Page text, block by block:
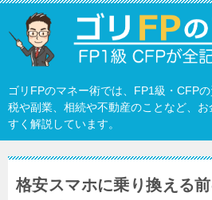
ゴリFPのマネー術では、FP1級・CFP
税や副業、相続や不動産のことなど、
すく解説しています。
格安スマホに乗り換える